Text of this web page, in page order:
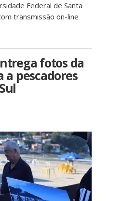
Federal de Santa
transmissão on-line
fotos da
a pescadores